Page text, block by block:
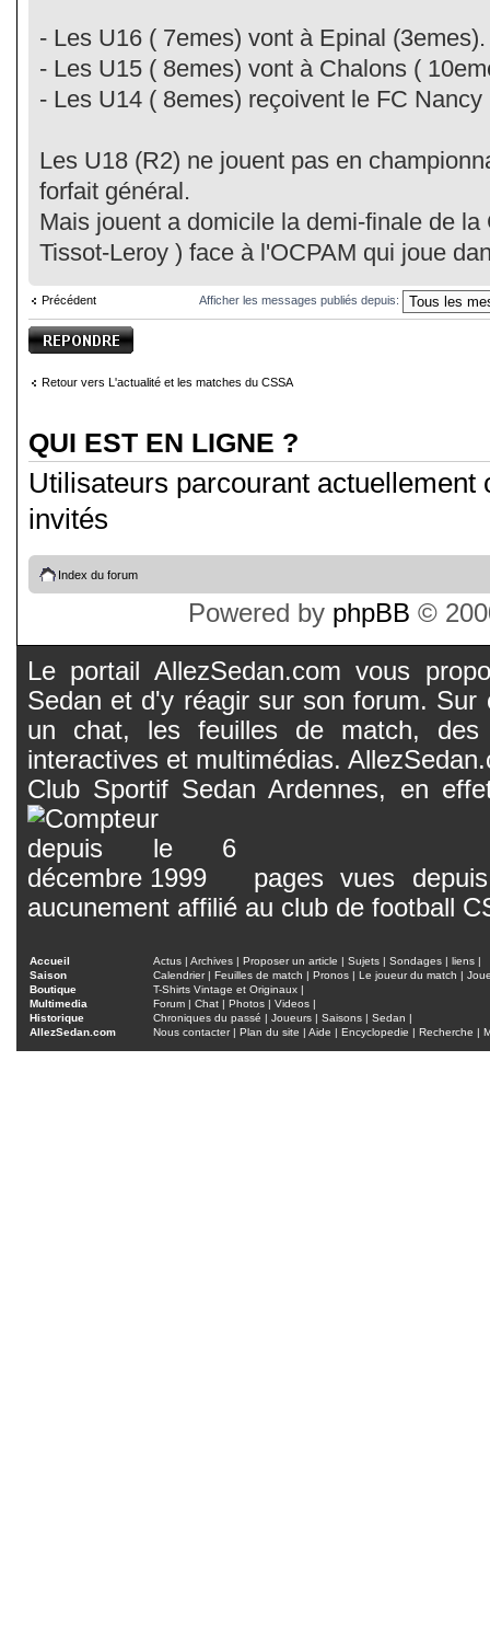
- Les U16 ( 7emes) vont à Epinal (3emes).
- Les U15 ( 8emes) vont à Chalons (
- Les U14 ( 8emes) reçoivent le FC Nancy
Les U18 (R2) ne jouent pas en
forfait général.
Mais jouent a domicile la demi-finale de
Tissot-Leroy ) face à l'OCPAM qui joue
Précédent Afficher les messages publiés depuis:
Publier une
réponse
Retour vers L'actualité et les matches du CSSA
QUI EST EN LIGNE ?
Utilisateurs parcourant
invités
Index du forum
Powered by phpBB ©
Le portail AllezSedan.com vous
Sedan et d'y réagir sur son forum.
un chat, les feuilles de match, des
interactives et multimédias.
Club Sportif Sedan Ardennes, en
pages vues
aucunement affilié au club de football
Accueil Actus Archives Proposer un article Sujets Sondages liens
Saison
Calendrier| Feuilles de match Pronos Le joueur du match
Boutique
T-Shirts Vintage et Originaux
Multimedia
Forum Chat Photos Videos
Historique
Chroniques du passé Joueurs Saisons Sedan
AllezSedan.com
Nous contacter| Plan du site Aide Encyclopedie Recherche